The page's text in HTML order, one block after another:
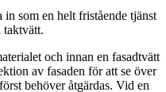
som en helt fristående tjänst
taktvätt.
och innan en fasadtvätt
av fasaden för att se över
behöver åtgärdas. Vid en